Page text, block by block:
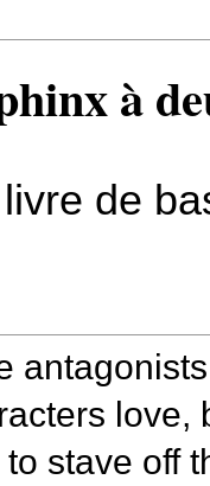
à
de
love,
stave off